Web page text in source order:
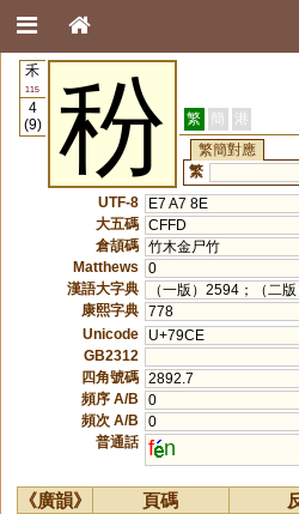
禾
115
4
(9)
秎 繁 簡 港
繁簡對應
繁
UTF-8
E7 A7 8E
大五碼 CFFD
倉頡碼 竹木金尸竹
Matthews
0
漢語大字典
（一版）2594；（二
康熙字典 778
Unicode
U+79CE
GB2312
四角號碼 2892.7
頻序 A/B
0
頻次 A/B
0
普通話 f n
《廣韻》 頁碼